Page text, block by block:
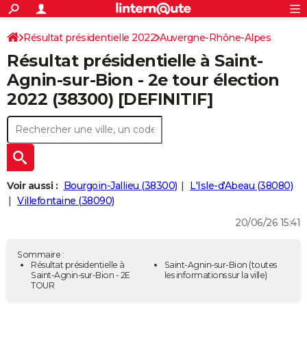
ACTUALITÉS
Politique
Société
Faits Divers
Education
Monde
Villes
+
SPORT
Coupe du monde 2026
Football
Tennis
Cyclisme
Rugby
Forum
CULTURE
Programme TV
TNT
Streaming
Cinéma
Sorties cinéma
Musique
+
FINANCE
Retraite
Impôts
Epargne
Immobilier
Risques naturels par ville
Banque
Assurance
CréditAUTO
Essais
Réserver un essai
Citadines
Berlines
SUV
Forum auto
+HIGH-TECH
Mobiles
Meilleur smartphone
Internet
Ordinateurs
Jeux vidéo
Guide high-tech
+
BRICOLAGE
Forum
Aménagement intérieur
Extérieur
Cuisine
Salle de bains
Jardinage
Rangement
Art de vivre
Bien-être
Loisirs
ModeModes de vie
SANTE
Rechercher
S'inscrire
Connexion
Résultat présidentielle 2022 Auvergne-Rhône-Alpes
Isère
Résultat présidentielle à Saint-
Agnin-sur-Bion - 2e tour élection
2022 (38300) [DEFINITIF]
Voir aussi : Bourgoin-Jallieu (38300)
L'Isle-d'Abeau (38080)
Villefontaine (38090)
20/06/26 15:41
Sommaire :
Résultat présidentielle à
Saint-Agnin-sur-Bion - 2E
TOUR
Saint-Agnin-sur-Bion (toutes
les informations sur la ville)